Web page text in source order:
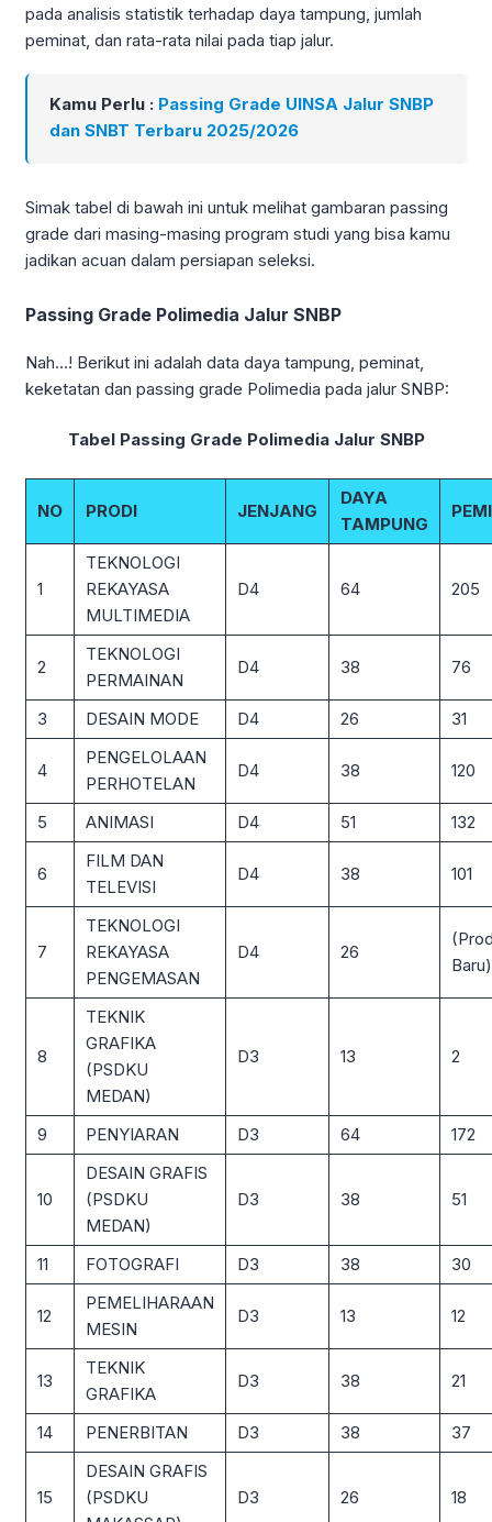
pada analisis statistik terhadap daya tampung, jumlah
peminat, dan rata-rata nilai pada tiap jalur.
Kamu Perlu : Passing Grade UINSA Jalur SNBP
dan SNBT Terbaru 2025/2026
Simak tabel di bawah ini untuk melihat gambaran passing
grade dari masing-masing program studi yang bisa kamu
jadikan acuan dalam persiapan seleksi.
Passing Grade Polimedia Jalur SNBP
Nah…! Berikut ini adalah data daya tampung, peminat,
keketatan dan passing grade Polimedia pada jalur SNBP:
Tabel Passing Grade Polimedia Jalur SNBP
NO PRODI JENJANG
DAYA
TAMPUNG
1
TEKNOLOGI
REKAYASA
MULTIMEDIA
D4 64 205
2
TEKNOLOGI
PERMAINAN
D4 38 76
3 DESAIN MODE D4 26 31
4
PENGELOLAAN
PERHOTELAN
D4 38 120
5 ANIMASI D4 51 132
6
FILM DAN
TELEVISI
D4 38 101
7
TEKNOLOGI
REKAYASA
PENGEMASAN
D4 26
Baru)
8
TEKNIK
GRAFIKA
(PSDKU
MEDAN)
D3 13 2
9 PENYIARAN D3 64 172
10
DESAIN GRAFIS
(PSDKU
MEDAN)
D3 38 51
11 FOTOGRAFI D3 38 30
12
PEMELIHARAAN
MESIN
D3 13 12
13
TEKNIK
GRAFIKA
D3 38 21
14 PENERBITAN D3 38 37
15
DESAIN GRAFIS
(PSDKU
D3 26 18